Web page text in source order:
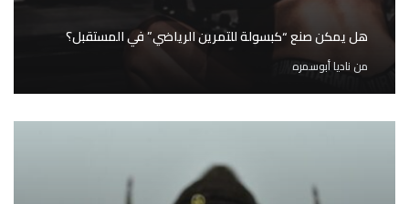
هل يمكن صنع “كبسولة للتمرين الرياضي” في المستقبل؟
من ناديا أبوسمره